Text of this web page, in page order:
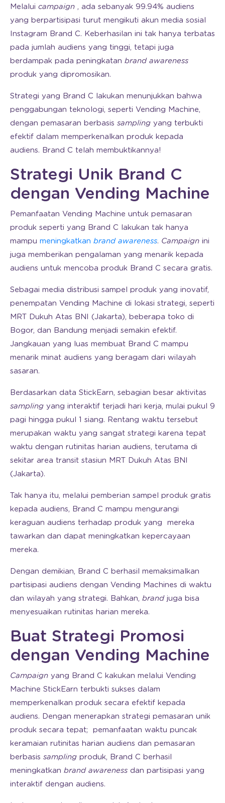
Melalui campaign , ada sebanyak 99.94% audiens
yang berpartisipasi turut mengikuti akun media sosial
Instagram Brand C. Keberhasilan ini tak hanya terbatas
pada jumlah audiens yang tinggi, tetapi juga
berdampak pada peningkatan brand awareness
produk yang dipromosikan.
Strategi yang Brand C lakukan menunjukkan bahwa
penggabungan teknologi, seperti Vending Machine,
dengan pemasaran berbasis sampling yang terbukti
efektif dalam memperkenalkan produk kepada
audiens. Brand C telah membuktikannya!
Strategi Unik Brand C
dengan Vending Machine
Pemanfaatan Vending Machine untuk pemasaran
produk seperti yang Brand C lakukan tak hanya
mampu meningkatkan brand awareness. Campaign ini
juga memberikan pengalaman yang menarik kepada
audiens untuk mencoba produk Brand C secara gratis.
Sebagai media distribusi sampel produk yang inovatif,
penempatan Vending Machine di lokasi strategi, seperti
MRT Dukuh Atas BNI (Jakarta), beberapa toko di
Bogor, dan Bandung menjadi semakin efektif.
Jangkauan yang luas membuat Brand C mampu
menarik minat audiens yang beragam dari wilayah
sasaran.
Berdasarkan data StickEarn, sebagian besar aktivitas
sampling yang interaktif terjadi hari kerja, mulai pukul 9
pagi hingga pukul 1 siang. Rentang waktu tersebut
merupakan waktu yang sangat strategi karena tepat
waktu dengan rutinitas harian audiens, terutama di
sekitar area transit stasiun MRT Dukuh Atas BNI
(Jakarta).
Tak hanya itu, melalui pemberian sampel produk gratis
kepada audiens, Brand C mampu mengurangi
keraguan audiens terhadap produk yang mereka
tawarkan dan dapat meningkatkan kepercayaan
mereka.
Dengan demikian, Brand C berhasil memaksimalkan
partisipasi audiens dengan Vending Machines di waktu
dan wilayah yang strategi. Bahkan, brandjuga bisa
menyesuaikan rutinitas harian mereka.
Buat Strategi Promosi
dengan Vending Machine
Campaign yang Brand C kakukan melalui Vending
Machine StickEarn terbukti sukses dalam
memperkenalkan produk secara efektif kepada
audiens. Dengan menerapkan strategi pemasaran unik
produk secara tepat; pemanfaatan waktu puncak
keramaian rutinitas harian audiens dan pemasaran
berbasis sampling produk, Brand C berhasil
meningkatkan brand awareness dan partisipasi yang
interaktif dengan audiens.